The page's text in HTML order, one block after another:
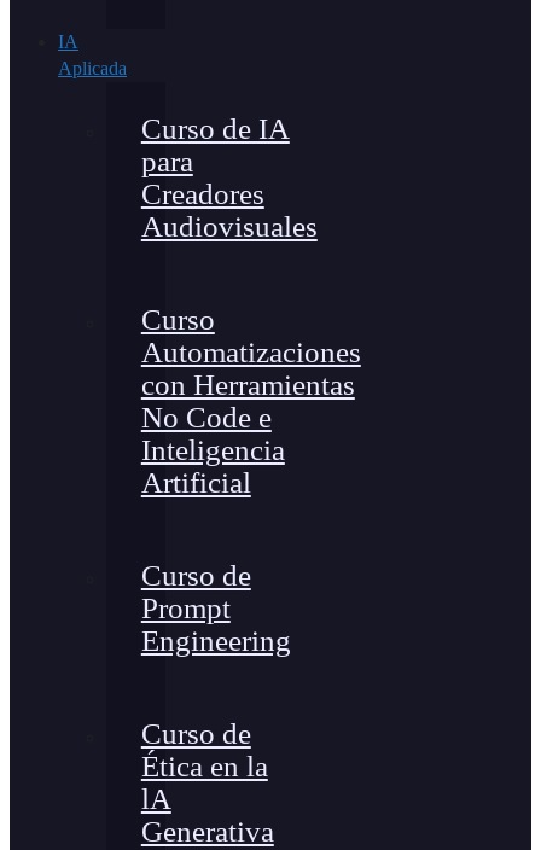
IA
Aplicada
Curso de IA
para
Creadores
Audiovisuales
Curso
Automatizaciones
con Herramientas
No Code e
Inteligencia
Artificial
Curso de
Prompt
Engineering
Curso de
Ética en la
lA
Generativa